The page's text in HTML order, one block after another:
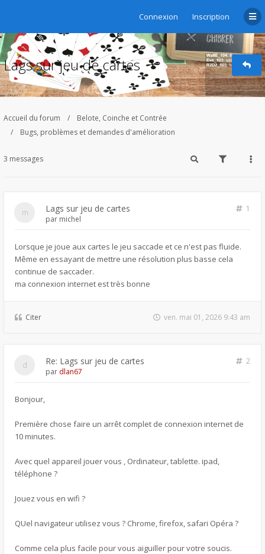
Connexion Inscription
Lags sur jeu de cartes
Accueil du forum
Belote, Coinche et Contrée
Bugs, problèmes et demandes d'amélioration
3 messages
Lags sur jeu de cartes
1
par michel
Lorsque je joue aux cartes le jeu saccade et ce n'est pas fluide.
Même en essayant de mettre une résolution plus basse cela
continue de saccader.
ma connexion internet est très bonne
Citer ven. mai 01, 2026 9:43 am
Re: Lags sur jeu de cartes
2
par dlan67
Bonjour,
Première chose faire un arrêt complet de connexion internet de
10 minutes.
Avec quel appareil jouer vous , Ordinateur, tablette. ipad,
téléphone ?
Jouez vous en wifi ?
QUel navigateur utilisez vous ? Chrome, firefox, safari Opéra ?
Comme cela plus facile pour vous aiguiller pour votre soucis.